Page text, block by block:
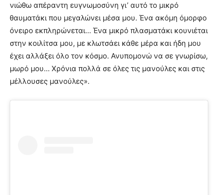
νιώθω απέραντη ευγνωμοσύνη γι’ αυτό το μικρό
θαυματάκι που μεγαλώνει μέσα μου. Ένα ακόμη όμορφο
όνειρο εκπληρώνεται… Ένα μικρό πλασματάκι κουνιέται
στην κοιλίτσα μου, με κλωτσάει κάθε μέρα και ήδη μου
έχει αλλάξει όλο τον κόσμο. Ανυπομονώ να σε γνωρίσω,
μωρό μου… Χρόνια πολλά σε όλες τις μανούλες και στις
μέλλουσες μανούλες».